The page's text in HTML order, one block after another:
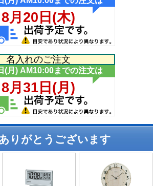
名入れのご注文
りがとうございます